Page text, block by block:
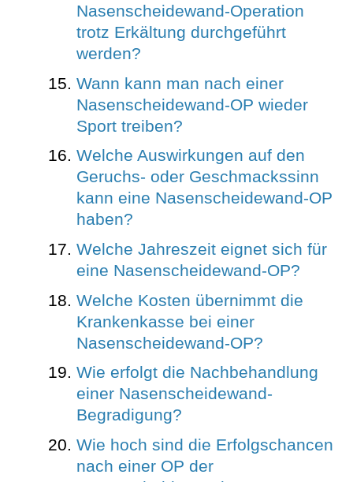
Nasenscheidewand-Operation
trotz Erkältung durchgeführt
werden?
Wann kann man nach einer
Nasenscheidewand-OP wieder
Sport treiben?
Welche Auswirkungen auf den
Geruchs- oder Geschmackssinn
kann eine Nasenscheidewand-OP
haben?
Welche Jahreszeit eignet sich für
eine Nasenscheidewand-OP?
Welche Kosten übernimmt die
Krankenkasse bei einer
Nasenscheidewand-OP?
Wie erfolgt die Nachbehandlung
einer Nasenscheidewand-
Begradigung?
Wie hoch sind die Erfolgschancen
nach einer OP der